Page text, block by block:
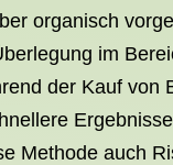
organisch
im
der Kauf von
Methode auch